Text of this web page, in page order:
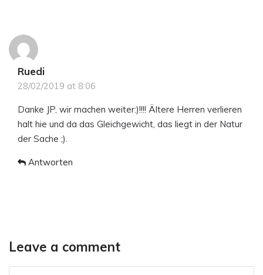
Ruedi
28/02/2019 at 8:06
Danke JP, wir machen weiter:)!!!! Ältere Herren verlieren
halt hie und da das Gleichgewicht, das liegt in der Natur
der Sache ;).
Antworten
Leave a comment